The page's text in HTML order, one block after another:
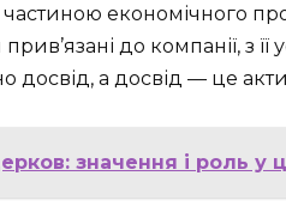
частиною економічного
до компанії, з її
досвід, а досвід — це
значення і роль у